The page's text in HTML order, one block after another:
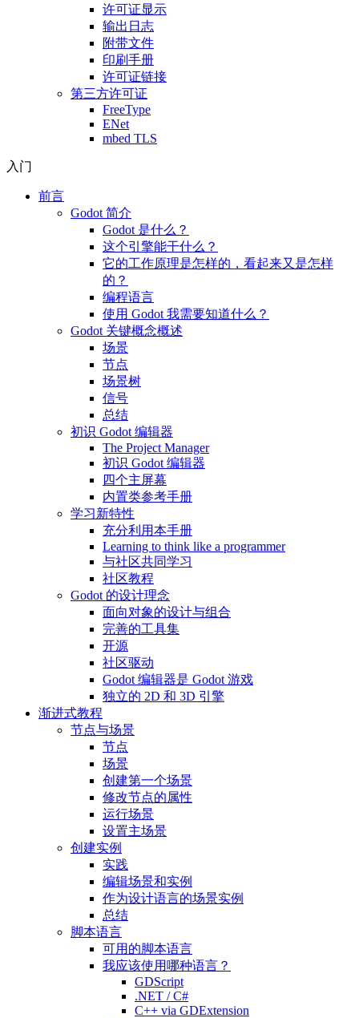
许可证显示
输出日志
附带文件
印刷手册
许可证链接
第三方许可证
FreeType
ENet
mbed TLS
入门
前言
Godot 简介
Godot 是什么？
这个引擎能干什么？
它的工作原理是怎样的，看起来又是怎样
的？
编程语言
使用 Godot 我需要知道什么？
Godot 关键概念概述
场景
节点
场景树
信号
总结
初识 Godot 编辑器
The Project Manager
初识 Godot 编辑器
四个主屏幕
内置类参考手册
学习新特性
充分利用本手册
Learning to think like a programmer
与社区共同学习
社区教程
Godot 的设计理念
面向对象的设计与组合
完善的工具集
开源
社区驱动
Godot 编辑器是 Godot 游戏
独立的 2D 和 3D 引擎
渐进式教程
节点与场景
节点
场景
创建第一个场景
修改节点的属性
运行场景
设置主场景
创建实例
实践
编辑场景和实例
作为设计语言的场景实例
总结
脚本语言
可用的脚本语言
我应该使用哪种语言？
GDScript
.NET / C#
C++ via GDExtension